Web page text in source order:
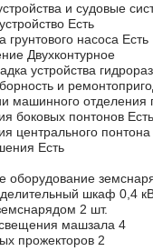
и судовые
Есть
насоса Есть
Двухконтурное
устройства
и
машинного отделения
боковых понтонов Есть
центрального понтона
Есть
оборудование
шкаф 0,4
2 шт.
машзала 4
прожекторов 2